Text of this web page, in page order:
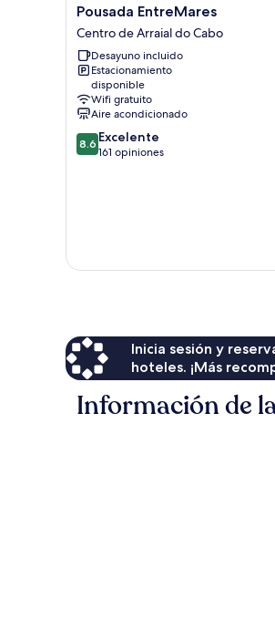
Pousada
EntreMares
Centro
de
Arraial
do
Cabo
Pousada EntreMares
Centro de Arraial do Cabo
Desayuno incluido
Estacionamiento
disponible
Wifi gratuito
Aire acondicionado
8.6
de
8.6 Excelente
161 opiniones
Inicia sesión y
hoteles. ¡Más
Información de